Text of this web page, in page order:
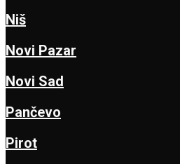
Niš
Novi Pazar
Novi Sad
Pančevo
Pirot